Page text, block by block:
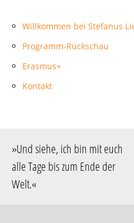
Willkommen bei Stefanus
Programm-Rückschau
Erasmus+
Kontakt
»Und siehe, ich bin mit euch
alle Tage bis zum Ende der
Welt.«